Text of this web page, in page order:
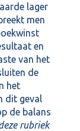
lager
men
en
van het
de
het
dit geval
de balans
rubriek